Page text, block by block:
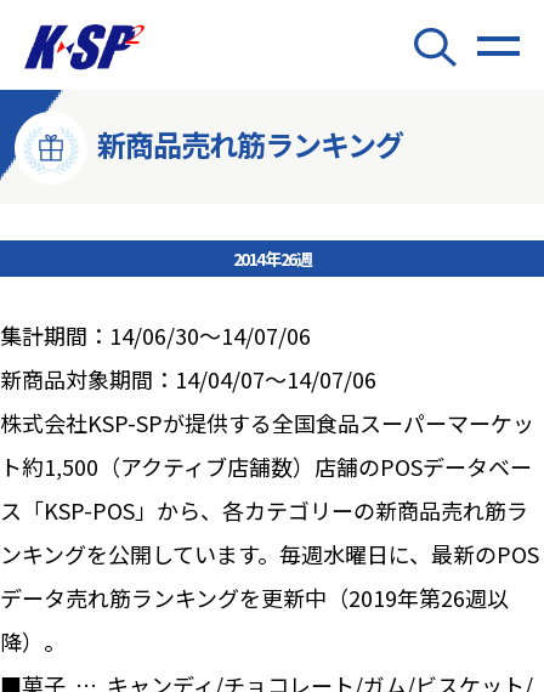
新商品売れ筋ランキング
2014年26週
集計期間：14/06/30～14/07/06
新商品対象期間：14/04/07～14/07/06
株式会社KSP-SPが提供する全国食品スーパーマーケッ
ト約1,500（アクティブ店舗数）店舗のPOSデータベー
ス「KSP-POS」から、各カテゴリーの新商品売れ筋ラ
ンキングを公開しています。毎週水曜日に、最新のPOS
データ売れ筋ランキングを更新中（2019年第26週以
降）。
■菓子 … キャンディ/チョコレート/ガム/ビスケット/